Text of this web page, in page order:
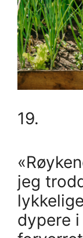
19.
jeg
dypere